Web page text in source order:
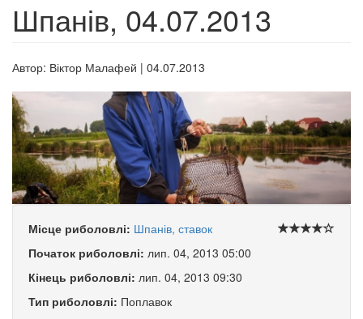
Шпанів, 04.07.2013
Автор: Віктор Малафей | 04.07.2013
Місце риболовлі: Шпанів, ставок
Початок риболовлі: лип. 04, 2013 05:00
Кінець риболовлі: лип. 04, 2013 09:30
Тип риболовлі: Поплавок